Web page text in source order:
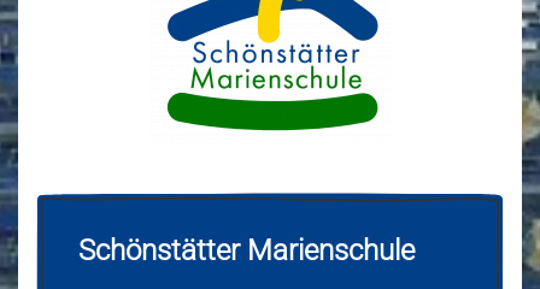
Schönstätter Marienschule